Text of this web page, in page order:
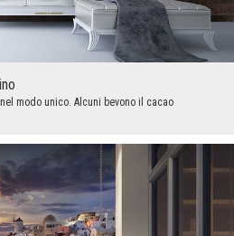
modo unico. Alcuni bevono il cacao